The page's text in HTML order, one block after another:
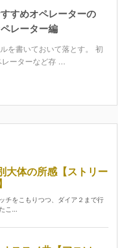
すすめオペレーターの
レーター編
を書いておいて落とす。 初
ーターなど存 ...